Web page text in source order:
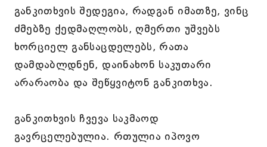
განკითხვის შედეგია, რადგან იმათზე, ვინც
ძმებზე ქედმაღლობს, ღმერთი უშვებს
ხორციელ განსაცდელებს, რათა
დამდაბლდნენ, დაინახონ საკუთარი
არარაობა და შეწყვიტონ განკითხვა.
განკითხვის ჩვევა საკმაოდ
გავრცელებულია. რთულია იპოვო